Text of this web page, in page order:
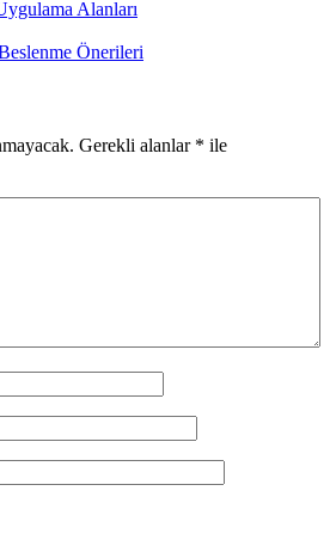
Alanları
Önerileri
Gerekli alanlar * ile